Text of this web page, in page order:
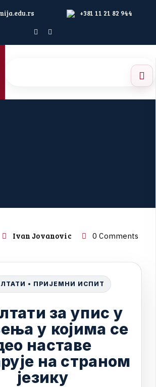
+381 11 21 82 944
Ivan Jovanovic 0 Comments
Л ТАТ И • П РИ Ј Е М Н И И СП И Т
лтати за упис у
ења у којима се
ео наставе
рује на страном
језику